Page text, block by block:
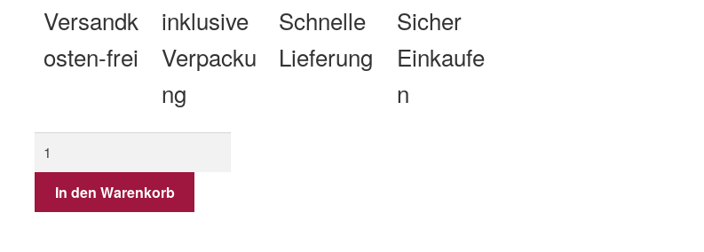
Versandk
osten-frei
inklusive
Verpacku
ng
Schnelle
Lieferung
Sicher
Einkaufe
n
In den Warenkorb